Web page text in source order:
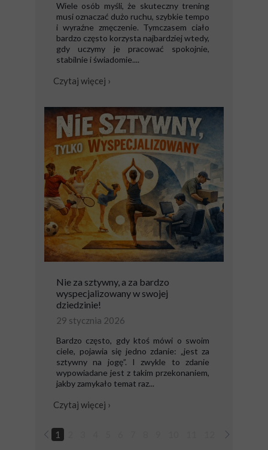
Wiele osób myśli, że skuteczny trening
musi oznaczać dużo ruchu, szybkie tempo
i wyraźne zmęczenie. Tymczasem ciało
bardzo często korzysta najbardziej wtedy,
gdy uczymy je pracować spokojnie,
stabilnie i świadomie....
Czytaj więcej ›
Nie za sztywny, a za bardzo
wyspecjalizowany w swojej
dziedzinie!
29 stycznia 2026
Bardzo często, gdy ktoś mówi o swoim
ciele, pojawia się jedno zdanie: „jest za
sztywny na jogę”. I zwykle to zdanie
wypowiadane jest z takim przekonaniem,
jakby zamykało temat raz...
Czytaj więcej ›
1 13